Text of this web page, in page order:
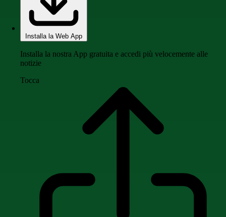
Installa la Web App
Installa la nostra App gratuita e accedi più velocemente alle
notizie
Tocca